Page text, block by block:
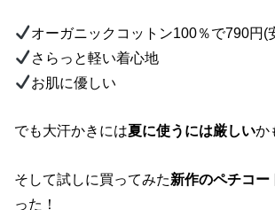
オーガニックコットン100％で790円(
さらっと軽い着心地
お肌に優しい
でも大汗かきには夏に使うには厳しいか
そして試しに買ってみた新作のペチコー
った！